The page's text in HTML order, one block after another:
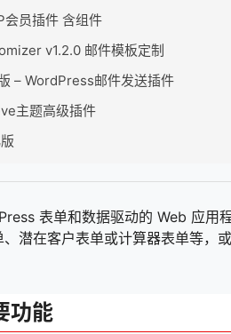
会员插件 含组件
v1.2.0 邮件模板定制
– WordPress邮件发送插件
主题高级插件
缓存插件
更新]
表单和数据驱动的 Web 应用
潜在客户表单或计算器表单等，
功能